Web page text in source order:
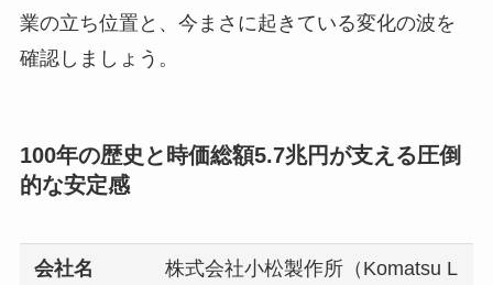
業の立ち位置と、今まさに起きている変化の波を
確認しましょう。
100年の歴史と時価総額5.7兆円が支える圧倒
的な安定感
会社名
株式会社小松製作所（Komatsu L